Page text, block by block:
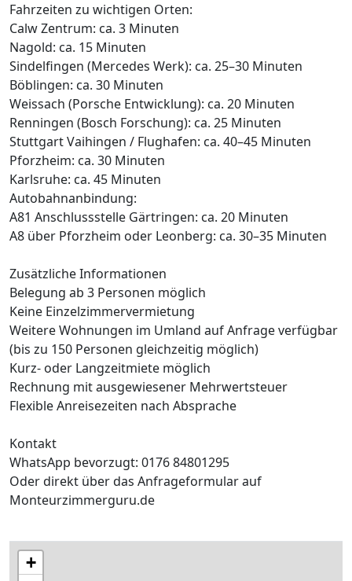
Fahrzeiten zu wichtigen Orten:
Calw Zentrum: ca. 3 Minuten
Nagold: ca. 15 Minuten
Sindelfingen (Mercedes Werk): ca. 25–30 Minuten
Böblingen: ca. 30 Minuten
Weissach (Porsche Entwicklung): ca. 20 Minuten
Renningen (Bosch Forschung): ca. 25 Minuten
Stuttgart Vaihingen / Flughafen: ca. 40–45 Minuten
Pforzheim: ca. 30 Minuten
Karlsruhe: ca. 45 Minuten
Autobahnanbindung:
A81 Anschlussstelle Gärtringen: ca. 20 Minuten
A8 über Pforzheim oder Leonberg: ca. 30–35 Minuten
Zusätzliche Informationen
Belegung ab 3 Personen möglich
Keine Einzelzimmervermietung
Weitere Wohnungen im Umland auf Anfrage verfügbar
(bis zu 150 Personen gleichzeitig möglich)
Kurz- oder Langzeitmiete möglich
Rechnung mit ausgewiesener Mehrwertsteuer
Flexible Anreisezeiten nach Absprache
Kontakt
WhatsApp bevorzugt: 0176 84801295
Oder direkt über das Anfrageformular auf
Monteurzimmerguru.de
+